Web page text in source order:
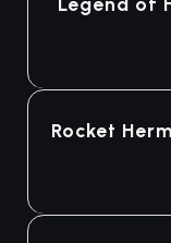
Rocket